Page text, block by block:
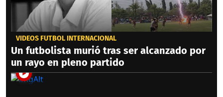
VIDEOS FÚTBOL INTERNACIONAL
Un futbolista murió tras ser alcanzado por
un rayo en pleno partido